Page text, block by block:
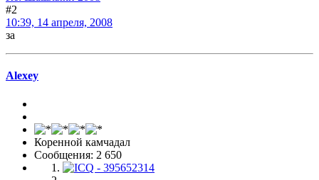
#2
10:39, 14 апреля, 2008
за
Alexey
Коренной камчадал
Сообщения: 2 650